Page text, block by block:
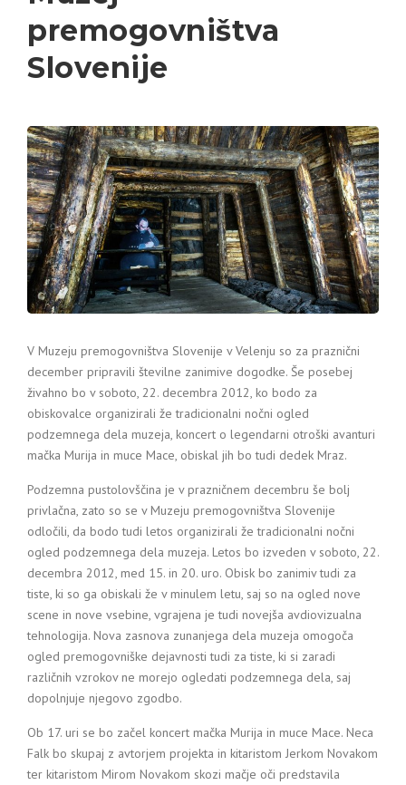
premogovništva
Slovenije
V Muzeju premogovništva Slovenije v Velenju so za praznični
december pripravili številne zanimive dogodke. Še posebej
živahno bo v soboto, 22. decembra 2012, ko bodo za
obiskovalce organizirali že tradicionalni nočni ogled
podzemnega dela muzeja, koncert o legendarni otroški avanturi
mačka Murija in muce Mace, obiskal jih bo tudi dedek Mraz.
Podzemna pustolovščina je v prazničnem decembru še bolj
privlačna, zato so se v Muzeju premogovništva Slovenije
odločili, da bodo tudi letos organizirali že tradicionalni nočni
ogled podzemnega dela muzeja. Letos bo izveden v soboto, 22.
decembra 2012, med 15. in 20. uro. Obisk bo zanimiv tudi za
tiste, ki so ga obiskali že v minulem letu, saj so na ogled nove
scene in nove vsebine, vgrajena je tudi novejša avdiovizualna
tehnologija. Nova zasnova zunanjega dela muzeja omogoča
ogled premogovniške dejavnosti tudi za tiste, ki si zaradi
različnih vzrokov ne morejo ogledati podzemnega dela, saj
dopolnjuje njegovo zgodbo.
Ob 17. uri se bo začel koncert mačka Murija in muce Mace. Neca
Falk bo skupaj z avtorjem projekta in kitaristom Jerkom Novakom
ter kitaristom Mirom Novakom skozi mačje oči predstavila